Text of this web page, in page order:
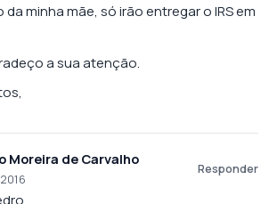
minha mãe, só irão entregar o IRS em
a sua atenção.
Moreira de Carvalho
Responder